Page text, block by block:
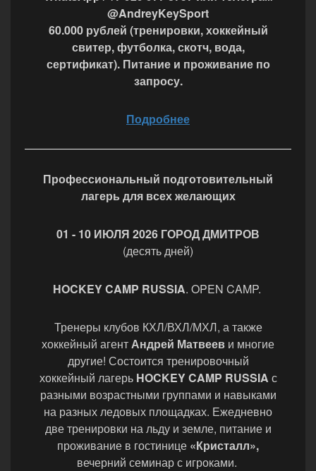
@AndreyKeySport
60.000 рублей (тренировки, хоккейный
свитер, футболка, скотч, вода,
сертификат). Питание и проживание по
запросу.
Подробнее
Профессиональный подготовительный
лагерь для всех желающих
01 - 10 ИЮЛЯ 2026 ГОРОД ДМИТРОВ
(десять дней)
HOCKEY CAMP RUSSIA. OPEN CAMP.
Тренеры клубов КХЛ/ВХЛ/МХЛ, а также
хоккейный агентАндрей Матвеев и многие
другие! Состоится тренировочный
хоккейный лагерь HOCKEY CAMP RUSSIA с
разными возрастными группами и навыками
на разных ледовых площадках. Ежедневно
две тренировки на льду и земле, питание и
проживание в гостинице «Кристалл»,
вечерний семинар с игроками.